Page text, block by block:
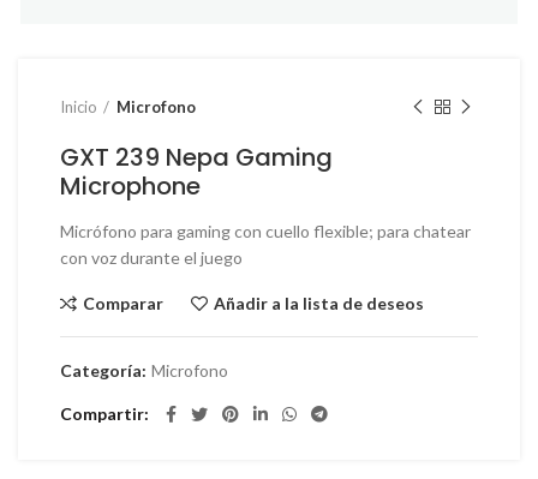
Inicio Microfono
GXT 239 Nepa Gaming
Microphone
Micrófono para gaming con cuello flexible; para chatear
con voz durante el juego
Comparar Añadir a la lista de deseos
Categoría: Microfono
Compartir